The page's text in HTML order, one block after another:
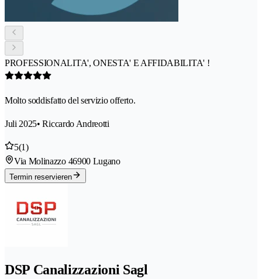
PROFESSIONALITA', ONESTA' E AFFIDABILITA' !
Molto soddisfatto del servizio offerto.
Juli 2025• Riccardo Andreotti
5(1)
Via Molinazzo 46900 Lugano
Termin reservieren
DSP Canalizzazioni Sagl